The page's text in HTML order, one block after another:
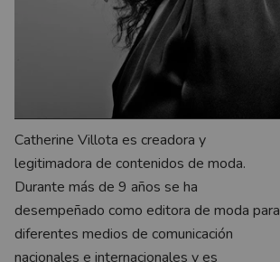
Catherine Villota es creadora y
legitimadora de contenidos de moda.
Durante más de 9 años se ha
desempeñado como editora de moda para
diferentes medios de comunicación
nacionales e internacionales y es